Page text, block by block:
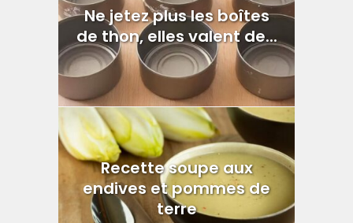
Ne jetez plus les boîtes
de thon, elles valent de...
Recette soupe aux
endives et pommes de
terre